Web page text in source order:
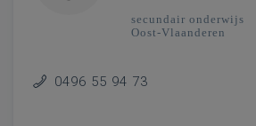
secundair onderwijs
Oost-Vlaanderen
0496 55 94 73